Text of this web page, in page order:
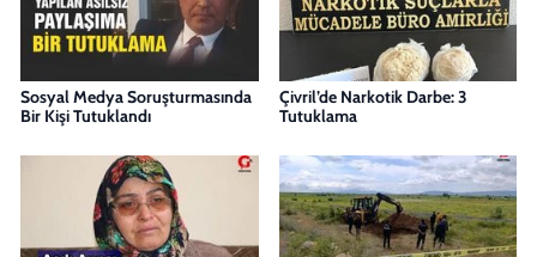
Sosyal Medya Soruşturmasında
Bir Kişi Tutuklandı
Çivril’de Narkotik Darbe: 3
Tutuklama